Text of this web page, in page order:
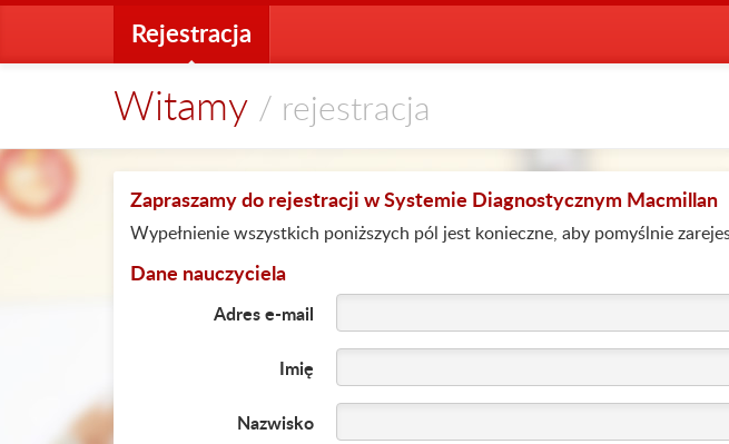
Rejestracja
Witamy / rejestracja
Zapraszamy do rejestracji w Systemie Diagnostycznym Macmillan
Wypełnienie wszystkich poniższych pól jest konieczne, aby pomyślnie
Dane nauczyciela
Adres e-mail
Imię
Nazwisko